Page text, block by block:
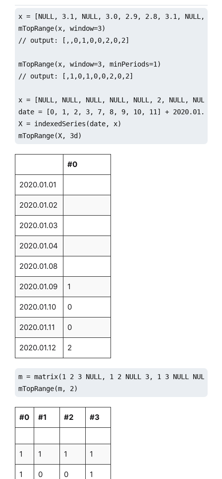
x = [NULL, 3.1, NULL, 3.0, 2.9, 2.8, 3.1, NULL,
mTopRange(x, window=3)
// output: [,,0,1,0,0,2,0,2]
mTopRange(x, window=3, minPeriods=1)
// output: [,1,0,1,0,0,2,0,2]
x = [NULL, NULL, NULL, NULL, NULL, 2, NULL, NULL,
date = [0, 1, 2, 3, 7, 8, 9, 10, 11] + 2020.01.01
X = indexedSeries(date, x)
mTopRange(X, 3d)
#0
2020.01.01
2020.01.02
2020.01.03
2020.01.04
2020.01.08
2020.01.09 1
2020.01.10 0
2020.01.11 0
2020.01.12 2
m = matrix(1 2 3 NULL, 1 2 NULL 3, 1 3 NULL NULL,
mTopRange(m, 2)
#0 #1 #2 #3
1 1 1 1
1 0 0 1